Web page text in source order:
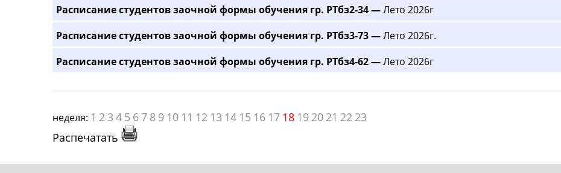
Расписание студентов заочной формы обучения гр. РТбз2-34 —Лето 2026г
Расписание студентов заочной формы обучения гр. РТбз3-73 —Лето 2026г.
Расписание студентов заочной формы обучения гр. РТбз4-62 —Лето 2026г
неделя: 1 2 3 4 5 6 7 8 9 10 11 12 13 14 15 16 17 18 19 20 21 22 23
Распечатать